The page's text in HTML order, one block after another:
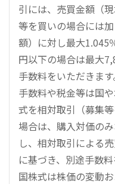
引には、売買金額（
等を買いの場合には
額）に対し最大1.045
円以下の場合は最大
手数料をいただきま
手数料や税金等は国
式を相対取引（募集
場合は、購入対価の
し、相対取引による
に基づき、別途手数
国株式は株価の変動